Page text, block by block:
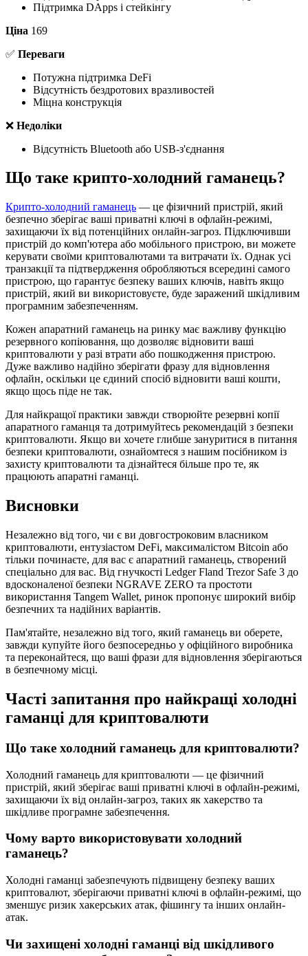
Підтримка DApps і стейкінгу
Ціна 169
✅ Переваги
Потужна підтримка DeFi
Відсутність бездротових вразливостей
Міцна конструкція
❌ Недоліки
Відсутність Bluetooth або USB-з'єднання
Що таке крипто-холодний гаманець?
Крипто-холодний гаманець — це фізичний пристрій, який
безпечно зберігає ваші приватні ключі в офлайн-режимі,
захищаючи їх від потенційних онлайн-загроз. Підключивши
пристрій до комп'ютера або мобільного пристрою, ви можете
керувати своїми криптовалютами та витрачати їх. Однак усі
транзакції та підтвердження обробляються всередині самого
пристрою, що гарантує безпеку ваших ключів, навіть якщо
пристрій, який ви використовуєте, буде заражений шкідливим
програмним забезпеченням.
Кожен апаратний гаманець на ринку має важливу функцію
резервного копіювання, що дозволяє відновити ваші
криптовалюти у разі втрати або пошкодження пристрою.
Дуже важливо надійно зберігати фразу для відновлення
офлайн, оскільки це єдиний спосіб відновити ваші кошти,
якщо щось піде не так.
Для найкращої практики завжди створюйте резервні копії
апаратного гаманця та дотримуйтесь рекомендацій з безпеки
криптовалюти. Якщо ви хочете глибше зануритися в питання
безпеки криптовалюти, ознайомтеся з нашим посібником із
захисту криптовалюти та дізнайтеся більше про те, як
працюють апаратні гаманці.
Висновки
Незалежно від того, чи є ви довгостроковим власником
криптовалюти, ентузіастом DeFi, максималістом Bitcoin або
тільки починаєте, для вас є апаратний гаманець, створений
спеціально для вас. Від гнучкості Ledger Fland Trezor Safe 3 до
вдосконаленої безпеки NGRAVE ZERO та простоти
використання Tangem Wallet, ринок пропонує широкий вибір
безпечних та надійних варіантів.
Пам'ятайте, незалежно від того, який гаманець ви оберете,
завжди купуйте його безпосередньо у офіційного виробника
та переконайтеся, що ваші фрази для відновлення зберігаються
в безпечному місці.
Часті запитання про найкращі холодні
гаманці для криптовалюти
Що таке холодний гаманець для криптовалюти?
Холодний гаманець для криптовалюти — це фізичний
пристрій, який зберігає ваші приватні ключі в офлайн-режимі,
захищаючи їх від онлайн-загроз, таких як хакерство та
шкідливе програмне забезпечення.
Чому варто використовувати холодний
гаманець?
Холодні гаманці забезпечують підвищену безпеку ваших
криптовалют, зберігаючи приватні ключі в офлайн-режимі, що
зменшує ризик хакерських атак, фішингу та інших онлайн-
атак.
Чи захищені холодні гаманці від шкідливого